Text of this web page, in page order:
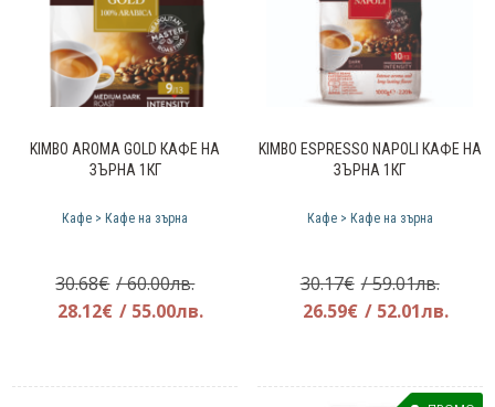
KIMBO AROMA GOLD КАФЕ НА
ЗЪРНА 1КГ
Кафе > Кафе на зърна
30.68€ / 60.00лв.Original
price
28.12€ / 55.00лв.Текущата
28.12€.
KIMBO ESPRESSO NAPOLI КАФЕ НА
ЗЪРНА 1КГ
Кафе > Кафе на зърна
30.17€ / 59.01лв.
price
26.59€ / 52.01лв.